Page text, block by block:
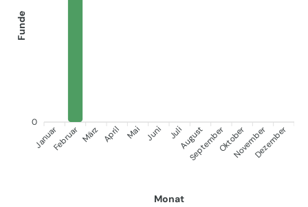
0
Funde
JanuarFebruar März April Mai Juni JuliAugust
SeptemberOktoberNovemberDezember
Monat